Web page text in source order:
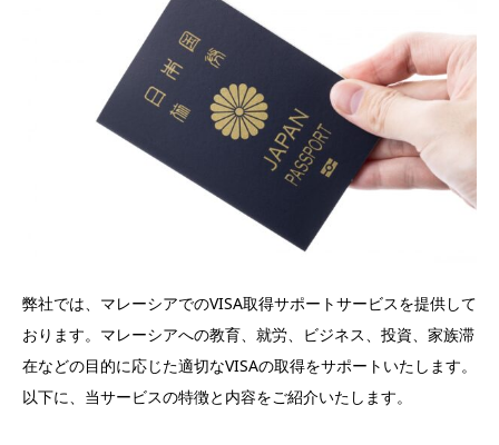
弊社では、マレーシアでのVISA取得サポートサービスを提供して
おります。マレーシアへの教育、就労、ビジネス、投資、家族滞
在などの目的に応じた適切なVISAの取得をサポートいたします。
以下に、当サービスの特徴と内容をご紹介いたします。